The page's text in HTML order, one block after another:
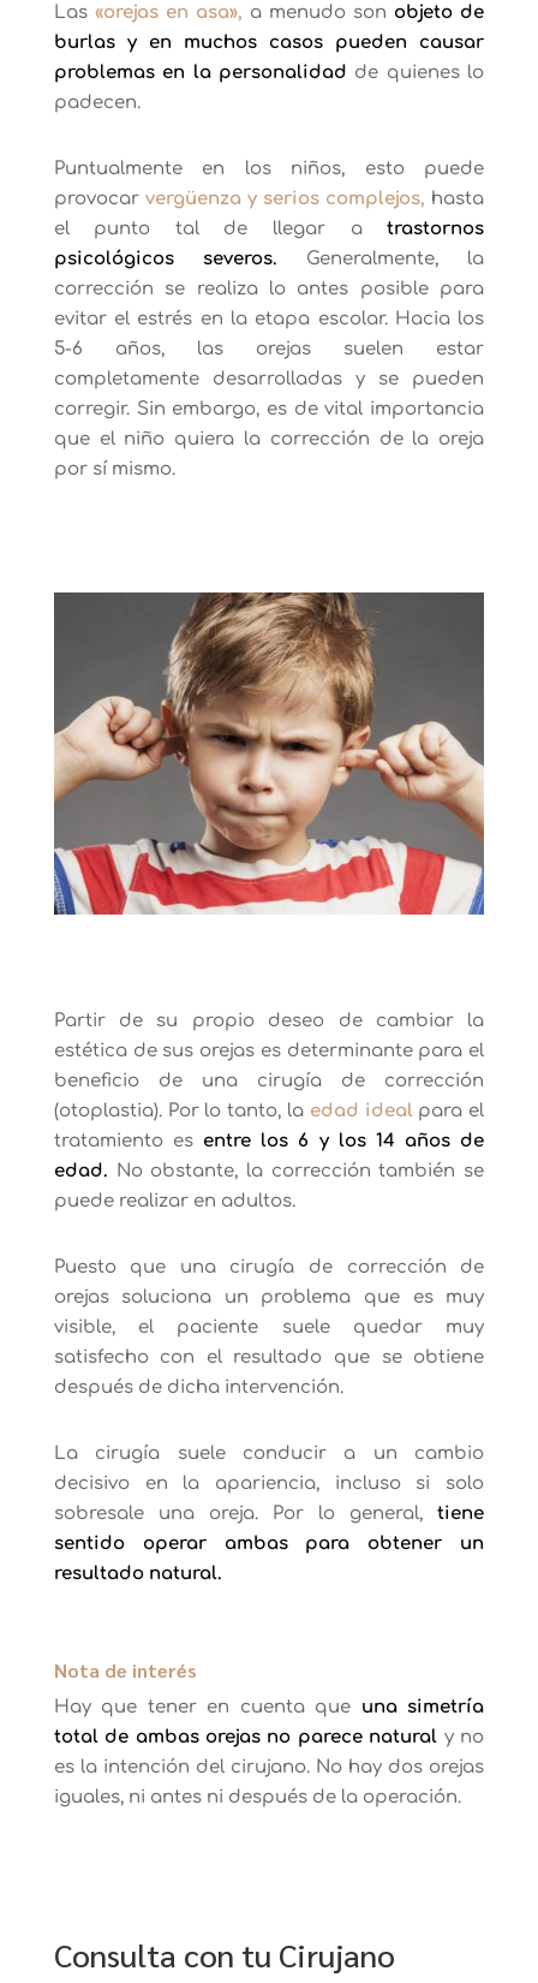
Las «orejas en asa», a menudo son objeto de
burlas y en muchos casos pueden causar
problemas en la personalidad de quienes lo
padecen.
Puntualmente en los niños, esto puede
provocar vergüenza y serios complejos, hasta
el punto tal de llegar atrastornos
psicológicos severos. Generalmente, la
corrección se realiza lo antes posible para
evitar el estrés en la etapa escolar. Hacia los
5-6 años, las orejas suelen estar
completamente desarrolladas y se pueden
corregir. Sin embargo, es de vital importancia
que el niño quiera la corrección de la oreja
por sí mismo.
Partir de su propio deseo de cambiar la
estética de sus orejas es determinante para el
beneficio de una cirugía de corrección
(otoplastia). Por lo tanto, la edad idealpara el
tratamiento es entre los 6 y los 14 años de
edad. No obstante, la corrección también se
puede realizar en adultos.
Puesto que una cirugía de corrección de
orejas soluciona un problema que es muy
visible, el paciente suele quedar muy
satisfecho con el resultado que se obtiene
después de dicha intervención.
La cirugía suele conducir a un cambio
decisivo en la apariencia, incluso si solo
sobresale una oreja. Por lo general,tiene
sentido operar ambas para obtener un
resultado natural.
Nota de interés
Hay que tener en cuenta que una simetría
total de ambas orejas no parece natural y no
es la intención del cirujano. No hay dos orejas
iguales, ni antes ni después de la operación.
Consulta con tu Cirujano